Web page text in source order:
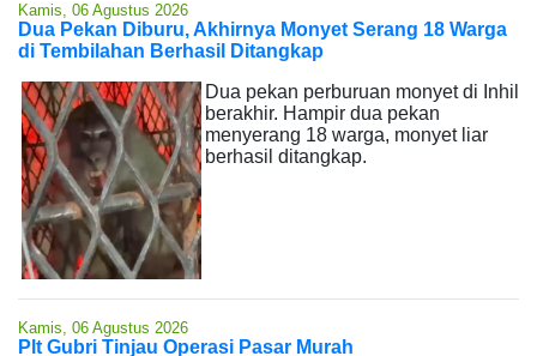
Kamis, 06 Agustus 2026
Dua Pekan Diburu, Akhirnya Monyet Serang 18 Warga
di Tembilahan Berhasil Ditangkap
Dua pekan perburuan monyet di Inhil
berakhir. Hampir dua pekan
menyerang 18 warga, monyet liar
berhasil ditangkap.
Kamis, 06 Agustus 2026
Plt Gubri Tinjau Operasi Pasar Murah